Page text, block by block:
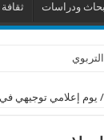
ابحاث ودراسات ثقافة
/ يوم إعلامي توجيهي في